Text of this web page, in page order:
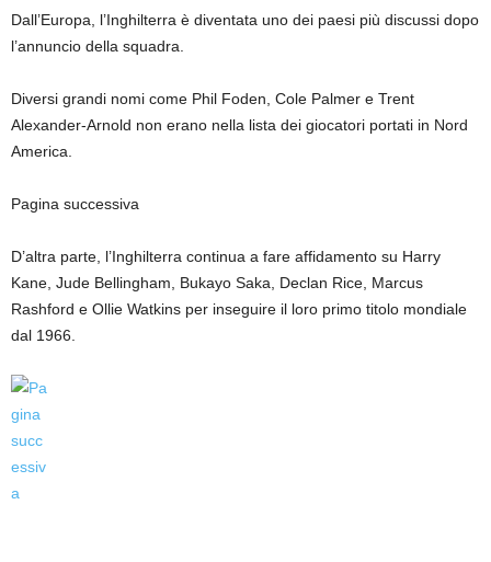
Dall’Europa, l’Inghilterra è diventata uno dei paesi più discussi dopo
l’annuncio della squadra.
Diversi grandi nomi come Phil Foden, Cole Palmer e Trent
Alexander-Arnold non erano nella lista dei giocatori portati in Nord
America.
Pagina successiva
D’altra parte, l’Inghilterra continua a fare affidamento su Harry
Kane, Jude Bellingham, Bukayo Saka, Declan Rice, Marcus
Rashford e Ollie Watkins per inseguire il loro primo titolo mondiale
dal 1966.